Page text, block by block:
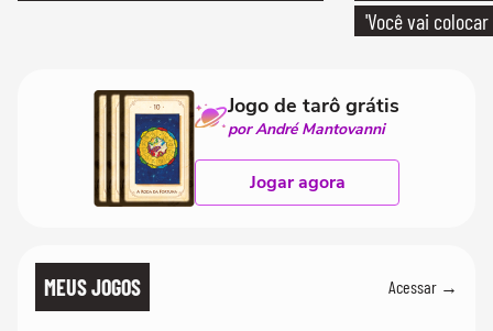
'Você vai
Jogo de tarô grátis
por André Mantovanni
Jogar agora
MEUS JOGOS Acessar →